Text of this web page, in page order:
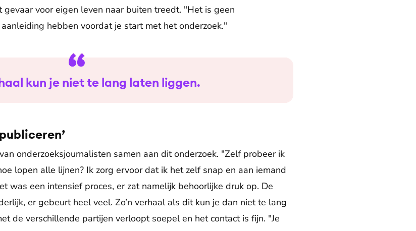
gevaar voor eigen leven naar buiten treedt. "Het is geen
hebben voordat je start met het onderzoek."
kun je niet te lang laten liggen.
onderzoeksjournalisten samen aan dit onderzoek. "Zelf probeer ik
lopen alle lijnen? Ik zorg ervoor dat ik het zelf snap en aan iemand
was een intensief proces, er zat namelijk behoorlijke druk op. De
er gebeurt heel veel. Zo’n verhaal als dit kun je dan niet te lang
de verschillende partijen verloopt soepel en het contact is fijn. "Je